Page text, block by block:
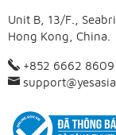
Unit B, 13/F.,
Hong Kong, China.
+852 6662 8609